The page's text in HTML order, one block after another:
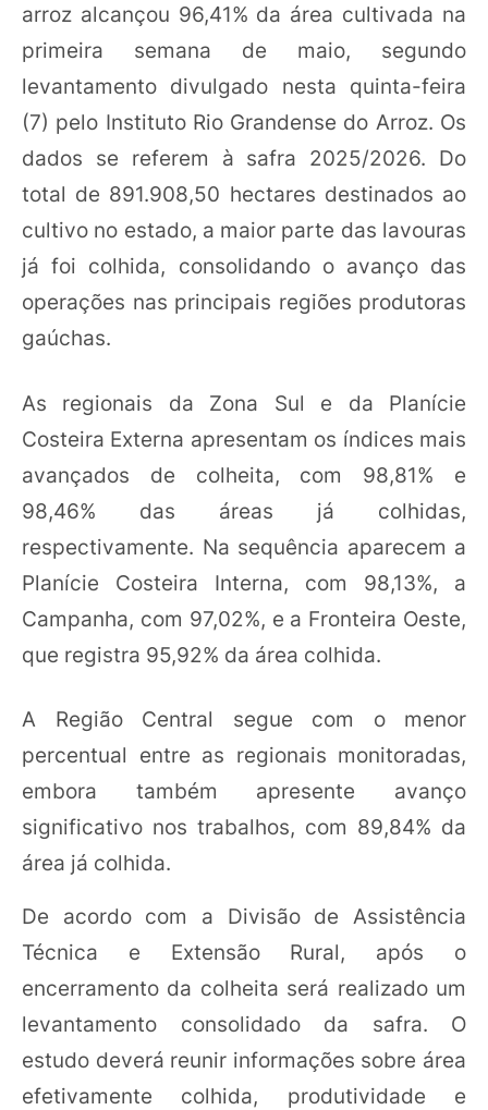
arroz alcançou 96,41% da área cultivada na
primeira semana de maio, segundo
levantamento divulgado nesta quinta-feira
(7) pelo Instituto Rio Grandense do Arroz. Os
dados se referem à safra 2025/2026. Do
total de 891.908,50 hectares destinados ao
cultivo no estado, a maior parte das lavouras
já foi colhida, consolidando o avanço das
operações nas principais regiões produtoras
gaúchas.
As regionais da Zona Sul e da Planície
Costeira Externa apresentam os índices mais
avançados de colheita, com 98,81% e
98,46% das áreas já colhidas,
respectivamente. Na sequência aparecem a
Planície Costeira Interna, com 98,13%, a
Campanha, com 97,02%, e a Fronteira Oeste,
que registra 95,92% da área colhida.
A Região Central segue com o menor
percentual entre as regionais monitoradas,
embora também apresente avanço
significativo nos trabalhos, com 89,84% da
área já colhida.
De acordo com a Divisão de Assistência
Técnica e Extensão Rural, após o
encerramento da colheita será realizado um
levantamento consolidado da safra. O
estudo deverá reunir informações sobre área
efetivamente colhida, produtividade e